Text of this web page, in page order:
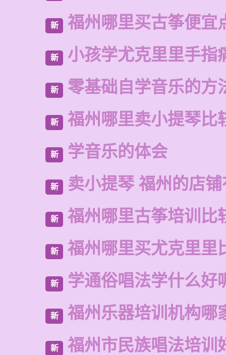
新 福州哪里买古筝便宜
新 小孩学尤克里里手指
新 零基础自学音乐的方
新 福州哪里卖小提琴比
新 学音乐的体会
新 卖小提琴 福州的店
新 福州哪里古筝培训比
新 福州哪里买尤克里里
新 学通俗唱法学什么好
新 福州乐器培训机构哪
新 福州市民族唱法培训